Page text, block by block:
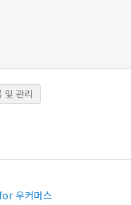
및 관리
우커머스